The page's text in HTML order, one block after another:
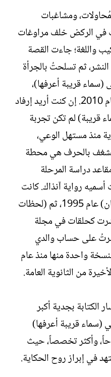
إ
ن
ا
ء
ومشاغبات
في الركض خلف مراوغات
واللغة؛ جاءت القصة
ثم تسلحتُ بالجرأة
(سماء قريبة أعرفها)،
والصادرة عن دار نوفا بلس عام 2010. إن كنت أريد إرفاد
قريبة) لم تكن تجربة
منذ مستهل الوعي،
بالحرف هي محطة
دراسة المرحلة
رواية آنذاك. كانت
تحمل عنوان (محطات وأشجان) عام 1995، ثم (لحظات
والتي نشرت كحلقات في مجلة
على حساب والدي
واحدة منها منذ عام
الكتابة بجدية أكبر
(سماء قريبة أعرفها)
وأكثر تخصصاً، حيث
في إبراز روح الحكاية.